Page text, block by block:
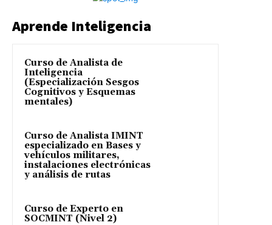
Aprende Inteligencia
Curso de Analista de
Inteligencia
(Especialización Sesgos
Cognitivos y Esquemas
mentales)
Curso de Analista IMINT
especializado en Bases y
vehículos militares,
instalaciones electrónicas
y análisis de rutas
Curso de Experto en
SOCMINT (Nivel 2)